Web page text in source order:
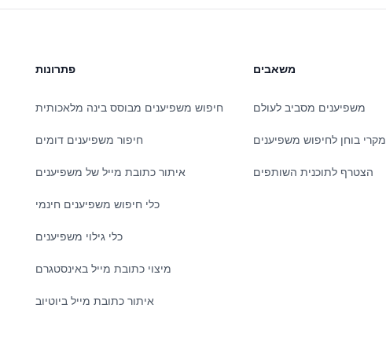
פתרונות
חיפוש משפיענים מבוסס בינה מלאכותית
חיפור משפיענים דומים
איתור כתובת מייל של משפיענים
כלי חיפוש משפיענים חינמי
כלי גילוי משפיענים
מיצוי כתובת מייל באינסטגרם
איתור כתובת מייל ביוטיוב
משאבים
משפיענים מסביב לעולם
מקרי בוחן לחיפוש משפיענים
הצטרף לתוכנית השותפים